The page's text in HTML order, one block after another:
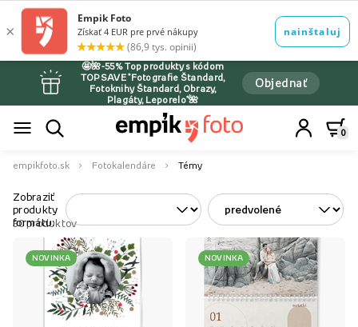
🤩🌺-55% Top produkty s kódom
TOPSAVE *Fotografie Štandard,
Fotoknihy Štandard, Obrazy,
Plagáty, Leporelo*🌺
Objednať
0
empikfoto.sk Fotokalendáre Témy
Zobraziť
produkty
formátu:
30produktov
NOVINKA NOVINKA